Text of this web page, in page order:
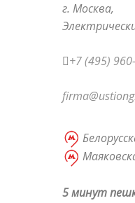
г. Москва,
+7 (495)
5 минут